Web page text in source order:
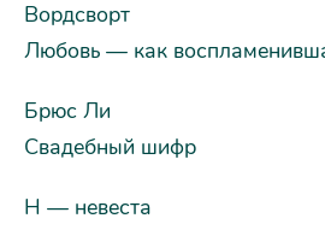
Вордсворт
Любовь — как
Брюс Ли
Свадебный шифр
Н — невеста